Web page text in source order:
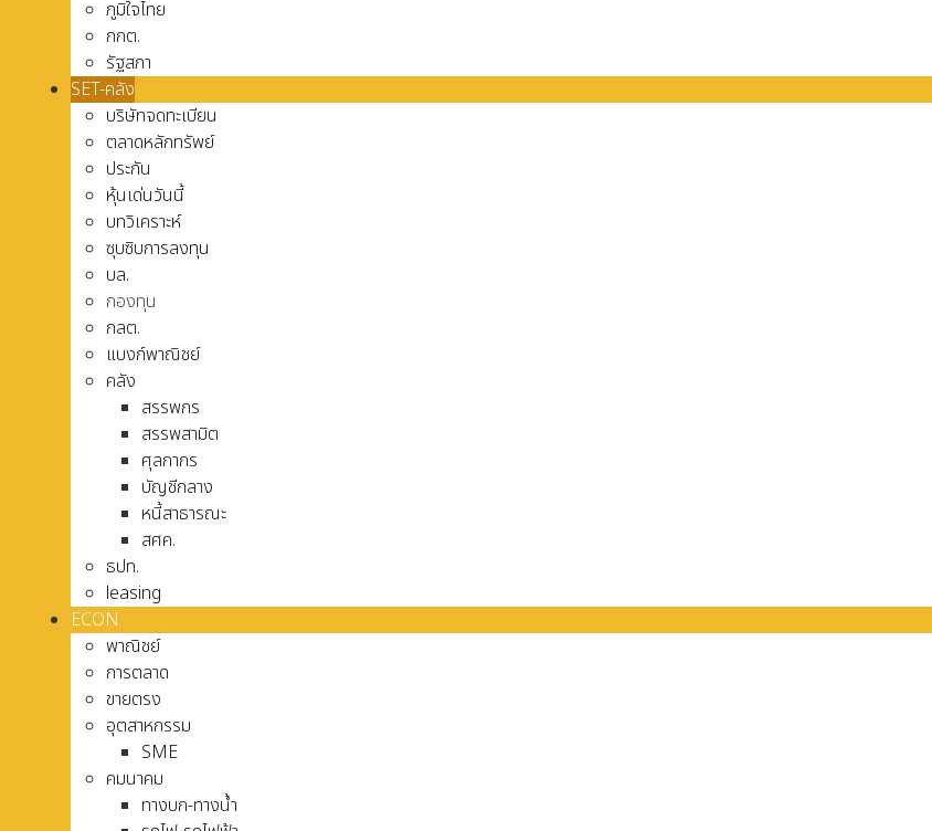
ภูมิใจไทย
กกต.
รัฐสภา
SET-คลัง
บริษัทจดทะเบียน
ตลาดหลักทรัพย์
ประกัน
หุ้นเด่นวันนี้
บทวิเคราะห์
ซุบซิบการลงทุน
บล.
กองทุน
กลต.
แบงก์พาณิชย์
คลัง
สรรพกร
สรรพสามิต
ศุลกากร
บัญชีกลาง
หนี้สาธารณะ
สศค.
ธปท.
leasing
ECON
พาณิชย์
การตลาด
ขายตรง
อุตสาหกรรม
SME
คมนาคม
ทางบก-ทางน้ำ